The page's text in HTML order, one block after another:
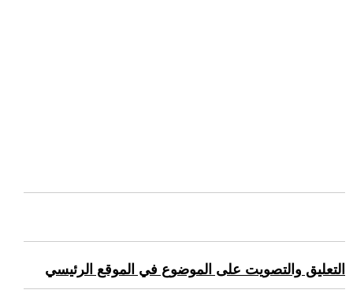
التعليق والتصويت على الموضوع في الموقع الرئيسي